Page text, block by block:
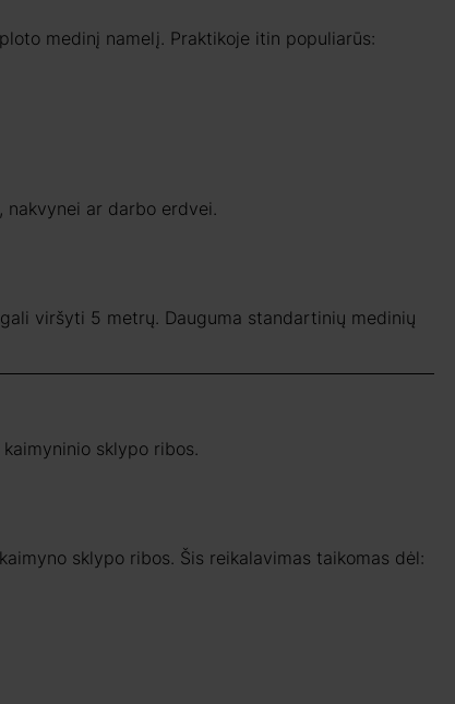
medinį namelį. Praktikoje itin populiarūs:
nakvynei ar darbo erdvei.
viršyti 5 metrų. Dauguma standartinių medinių
sklypo ribos.
sklypo ribos. Šis reikalavimas taikomas dėl: